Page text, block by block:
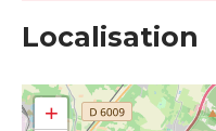
Localisation
+